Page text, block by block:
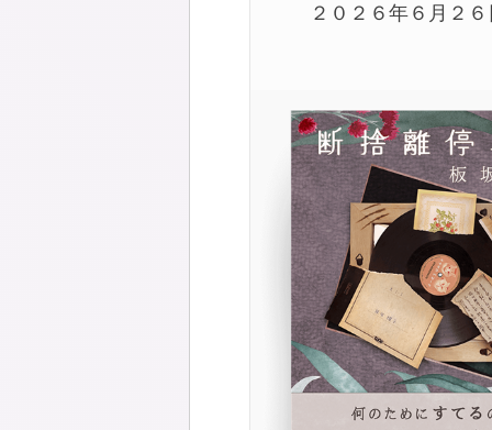
２０２６年６月２６